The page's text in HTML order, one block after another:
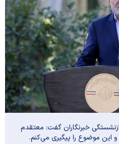
بازنشستگی خبرنگاران گفت: معتقدم
موضوع را پیگیری می‌کنم.